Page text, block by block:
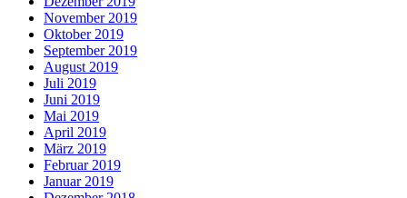
November 2019
Oktober 2019
September 2019
August 2019
Juli 2019
Juni 2019
Mai 2019
April 2019
März 2019
Februar 2019
Januar 2019